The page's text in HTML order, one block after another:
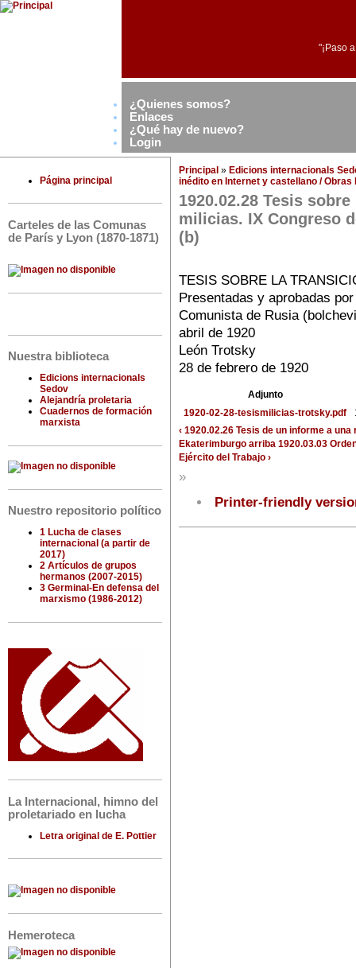
"¡Paso
¿Quienes somos?
Enlaces
¿Qué hay de nuevo?
Login
Página principal
Carteles de las Comunas
de París y Lyon (1870-1871)
Nuestra biblioteca
Edicions internacionals
Sedov
Alejandría proletaria
Cuadernos de formación
marxista
Nuestro repositorio político
1 Lucha de clases
internacional (a partir de
2017)
2 Artículos de grupos
hermanos (2007-2015)
3 Germinal-En defensa del
marxismo (1986-2012)
La Internacional, himno del
proletariado en lucha
Letra original de E. Pottier
Hemeroteca
Principal » Edicions internacionals
inédito en Internet y castellano / Obras
1920.02.28 Tesis
milicias. IX Congreso
(b)
TESIS SOBRE LA
Presentadas y aprobadas
Comunista de Rusia
abril de 1920
León Trotsky
28 de febrero de 1920
Adjunto
1920-02-28-tesismilicias-trotsky.pdf
‹ 1920.02.26 Tesis de un informe a
Ekaterimburgo arriba 1920.03.03
Ejército del Trabajo ›
»
Printer-friendly